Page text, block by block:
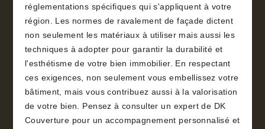
réglementations spécifiques qui s'appliquent à votre
région. Les normes de ravalement de façade dictent
non seulement les matériaux à utiliser mais aussi les
techniques à adopter pour garantir la durabilité et
l'esthétisme de votre bien immobilier. En respectant
ces exigences, non seulement vous embellissez votre
bâtiment, mais vous contribuez aussi à la valorisation
de votre bien. Pensez à consulter un expert de DK
Couverture pour un accompagnement personnalisé et